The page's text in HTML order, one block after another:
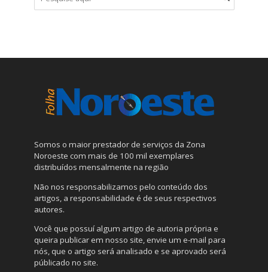
Somos o maior prestador de serviços da Zona
Noroeste com mais de 100 mil exemplares
distribuídos mensalmente na região
Não nos responsabilizamos pelo conteúdo dos
artigos, a responsabilidade é de seus respectivos
autores.
Você que possuí algum artigo de autoria própria e
queira publicar em nosso site, envie um e-mail para
nós, que o artigo será analisado e se aprovado será
públicado no site.